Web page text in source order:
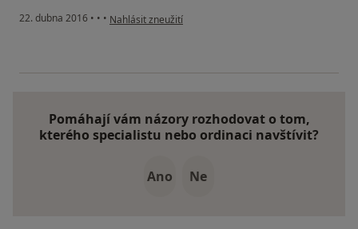
22. dubna 2016 • • • podle názoru uživatele Váš účet byl odstraněn
Nahlásit zneužití
Pomáhají vám názory rozhodovat o tom,
kterého specialistu nebo ordinaci navštívit?
Ano Ne